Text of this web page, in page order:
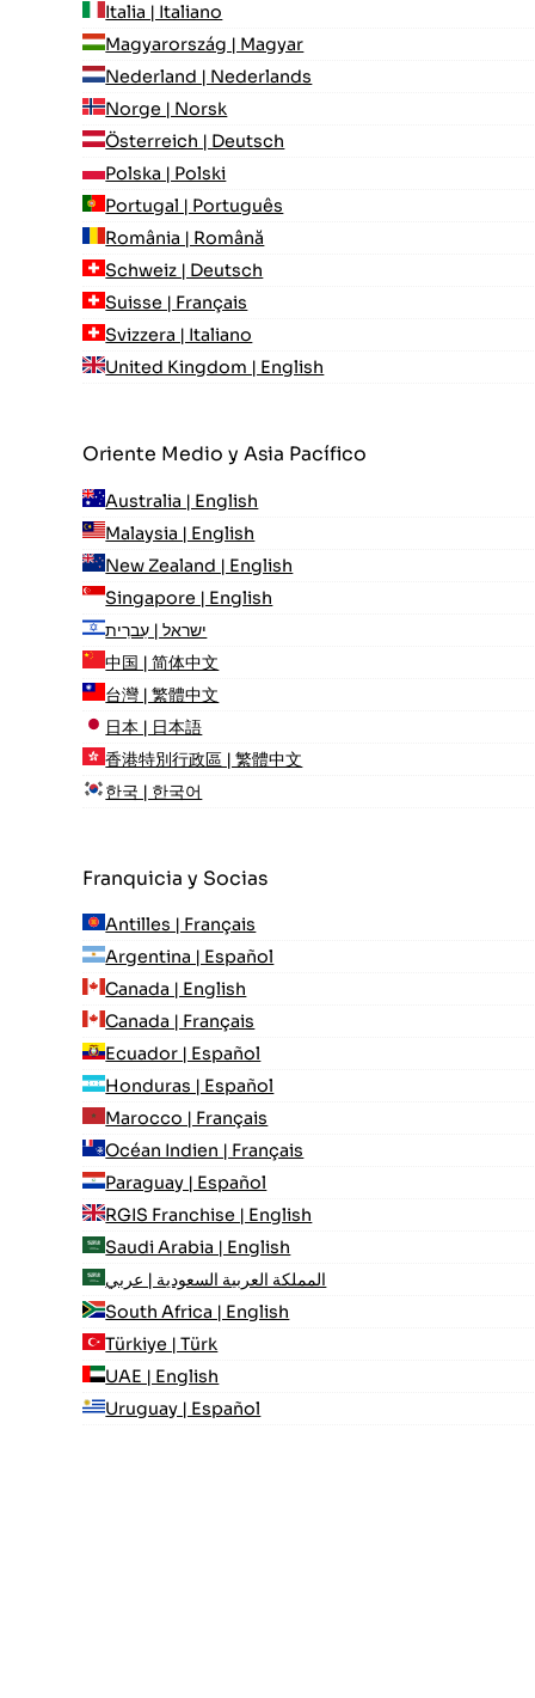
Italia | Italiano
Magyarország | Magyar
Nederland | Nederlands
Norge | Norsk
Österreich | Deutsch
Polska | Polski
Portugal | Português
România | Română
Schweiz | Deutsch
Suisse | Français
Svizzera | Italiano
United Kingdom | English
Oriente Medio y Asia Pacífico
Australia | English
Malaysia | English
New Zealand | English
Singapore | English
ישראל | עִברִית
中国 | 简体中文
台灣 | 繁體中文
日本 | 日本語
香港特別行政區 | 繁體中文
한국 | 한국어
Franquicia y Socias
Antilles | Français
Argentina | Español
Canada | English
Canada | Français
Ecuador | Español
Honduras | Español
Marocco | Français
Océan Indien | Français
Paraguay | Español
RGIS Franchise | English
Saudi Arabia | English
المملكة العربية السعودية | عربي
South Africa | English
Türkiye | Türk
UAE | English
Uruguay | Español